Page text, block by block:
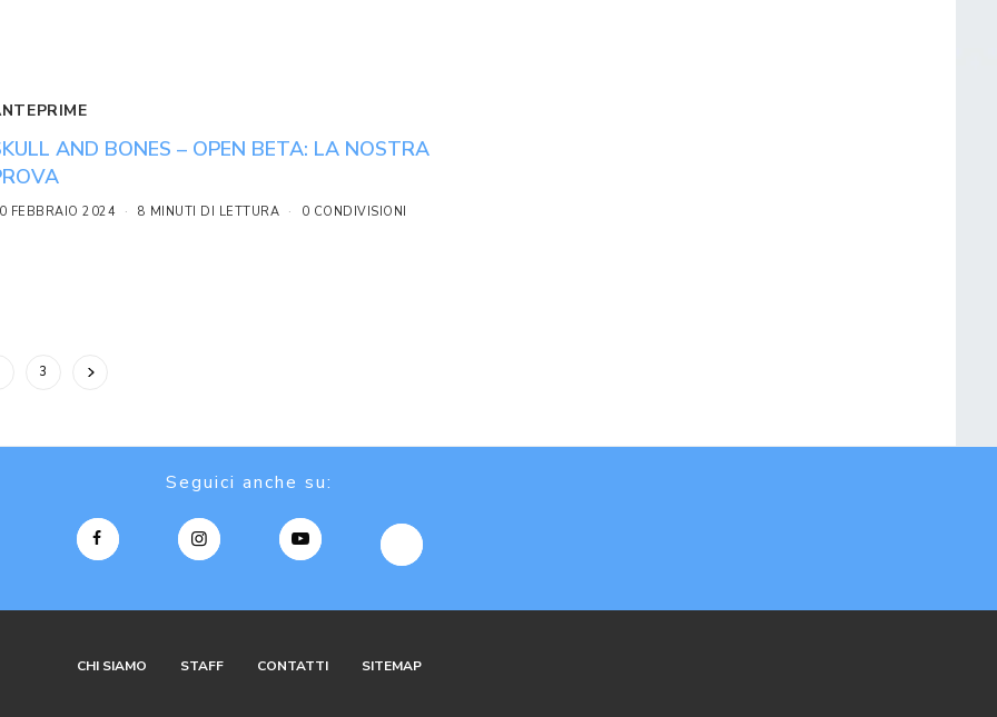
AND BONES – OPEN BETA: LA NOSTRA
FEBBRAIO 2024 8 MINUTI DI LETTURA 0 CONDIVISIONI
3
Seguici anche su:
CHI SIAMO STAFF CONTATTI SITEMAP